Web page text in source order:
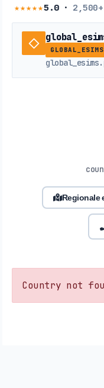
★★★★★5.0· 2,500+
Regionale
Country not